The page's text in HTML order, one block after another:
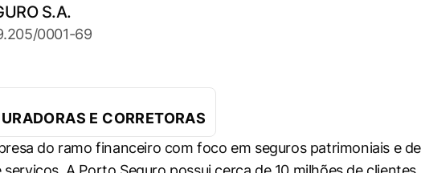
S.A.
0001-69
E CORRETORAS
do ramo financeiro com foco em seguros patrimoniais e